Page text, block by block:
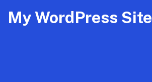
My WordPress Site